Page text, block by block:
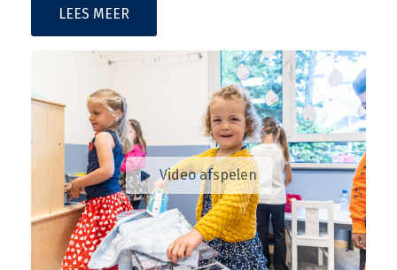
LEES MEER
Video afspelen